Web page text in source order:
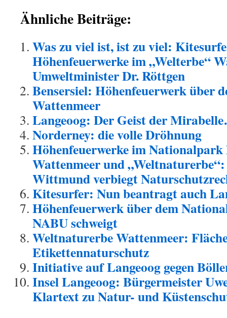
Ähnliche Beiträge:
Was zu viel ist, ist zu viel:
Höhenfeuerwerke im „Welterbe“
Umweltminister Dr. Röttgen
Bensersiel: Höhenfeuerwerk über
Wattenmeer
Langeoog: Der Geist der
Norderney: die volle Dröhnung
Höhenfeuerwerke im Nationalpark
Wattenmeer und
Wittmund verbiegt
Kitesurfer: Nun beantragt auch
Höhenfeuerwerk über dem
NABU schweigt
Weltnaturerbe Wattenmeer:
Etikettennaturschutz
Initiative auf Langeoog gegen
Insel Langeoog: Bürgermeister
Klartext zu Natur- und